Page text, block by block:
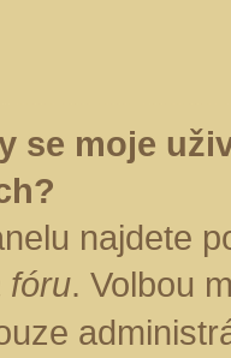
se moje
najdete
fóru. Volbou